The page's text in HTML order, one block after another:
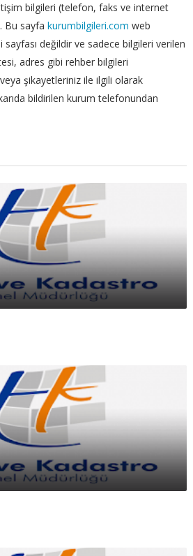
bilgileri (telefon, faks ve internet
Bu sayfa kurumbilgileri.com web
sayfası değildir ve sadece bilgileri verilen
adres gibi rehber bilgileri
şikayetleriniz ile ilgili olarak
bildirilen kurum telefonundan